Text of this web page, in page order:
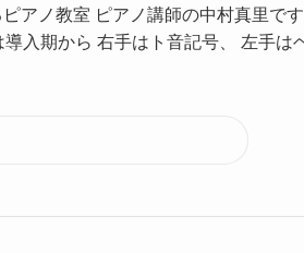
アノ教室 ピアノ講師の中村真里で
入期から 右手はト音記号、 左手は